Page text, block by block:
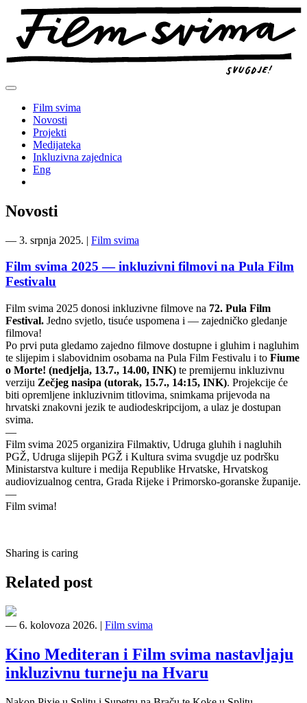
Preskoči
sadržaj
Film svima
Novosti
Projekti
Medijateka
Inkluzivna zajednica
Eng
Novosti
― 3. srpnja 2025. | Film svima
Film svima 2025 — inkluzivni filmovi na Pula Film
Festivalu
Film svima 2025 donosi inkluzivne filmove na 72. Pula Film
Festival. Jedno svjetlo, tisuće uspomena i — zajedničko gledanje
filmova!
Po prvi puta gledamo zajedno filmove dostupne i gluhim i nagluhim
te slijepim i slabovidnim osobama na Pula Film Festivalu i to Fiume
o Morte! (nedjelja, 13.7., 14.00, INK) te premijernu inkluzivnu
verziju Zečjeg nasipa (utorak, 15.7., 14:15, INK). Projekcije će
biti opremljene inkluzivnim titlovima, snimkama prijevoda na
hrvatski znakovni jezik te audiodeskripcijom, a ulaz je dostupan
svima.
—
Film svima 2025 organizira Filmaktiv, Udruga gluhih i nagluhih
PGŽ, Udruga slijepih PGŽ i Kultura svima svugdje uz podršku
Ministarstva kulture i medija Republike Hrvatske, Hrvatskog
audiovizualnog centra, Grada Rijeke i Primorsko-goranske županije.
—
Film svima!
Sharing is caring
Related post
― 6. kolovoza 2026. | Film svima
Kino Mediteran i Film svima nastavljaju
inkluzivnu turneju na Hvaru